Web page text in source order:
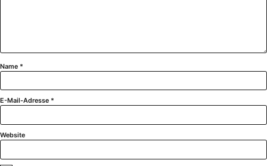
Name *
E-Mail-Adresse *
Website